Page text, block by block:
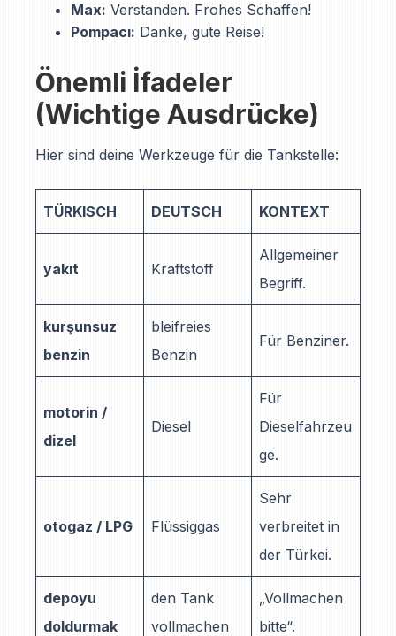
Max: Verstanden. Frohes Schaffen!
Pompacı: Danke, gute Reise!
Önemli İfadeler
(Wichtige Ausdrücke)
Hier sind deine Werkzeuge für die Tankstelle:
TÜRKISCH DEUTSCH KONTEXT
yakıt Kraftstoff
Allgemeiner
Begriff.
kurşunsuz
benzin
bleifreies
Benzin
Für Benziner.
motorin /
dizel
Diesel
Für
Dieselfahrzeu
ge.
otogaz / LPG Flüssiggas
Sehr
verbreitet in
der Türkei.
depoyu
doldurmak
den Tank
vollmachen
„Vollmachen
bitte“.